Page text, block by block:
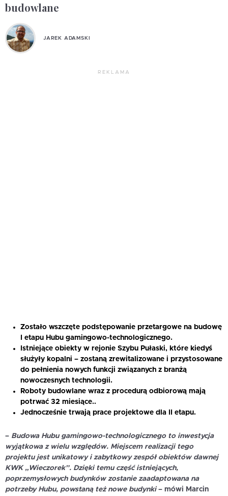
budowlane
JAREK ADAMSKI
REKLAMA
Zostało wszczęte podstępowanie przetargowe na budowę
I etapu Hubu gamingowo-technologicznego.
Istniejące obiekty w rejonie Szybu Pułaski, które kiedyś
służyły kopalni – zostaną zrewitalizowane i przystosowane
do pełnienia nowych funkcji związanych z branżą
nowoczesnych technologii.
Roboty budowlane wraz z procedurą odbiorową mają
potrwać 32 miesiące..
Jednocześnie trwają prace projektowe dla II etapu.
– Budowa Hubu gamingowo-technologicznego to inwestycja
wyjątkowa z wielu względów. Miejscem realizacji tego
projektu jest unikatowy i zabytkowy zespół obiektów dawnej
KWK „Wieczorek”. Dzięki temu część istniejących,
poprzemysłowych budynków zostanie zaadaptowana na
potrzeby Hubu, powstaną też nowe budynki– mówi Marcin